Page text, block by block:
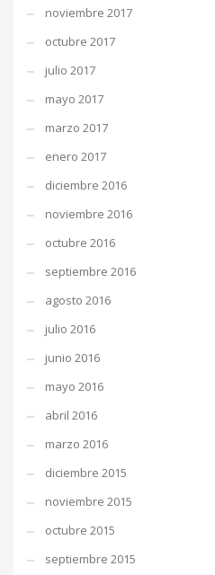
noviembre 2017
octubre 2017
julio 2017
mayo 2017
marzo 2017
enero 2017
diciembre 2016
noviembre 2016
octubre 2016
septiembre 2016
agosto 2016
julio 2016
junio 2016
mayo 2016
abril 2016
marzo 2016
diciembre 2015
noviembre 2015
octubre 2015
septiembre 2015